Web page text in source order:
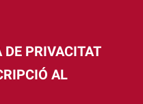
PRIVACITAT
AL